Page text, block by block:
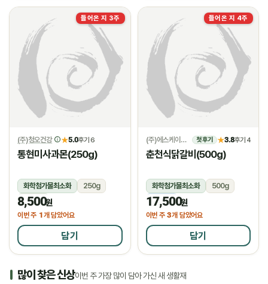
들어온 지 3주
(주)청오건강 ★5.0후기 6
통현미사과몬(250g)
화학첨가물최소화
250g
상온
8,500원
이번 주 1개 담았어요
담기
들어온 지 4주
(주)에스케이위드 첫 후기 ★3.8후기 4
춘천식닭갈비(500g)
화학첨가물최소화
500g
냉동
17,500원
이번 주 3개 담았어요
담기
많이 찾은 신상이번 주 가장 많이 담아 가신 새 생활재